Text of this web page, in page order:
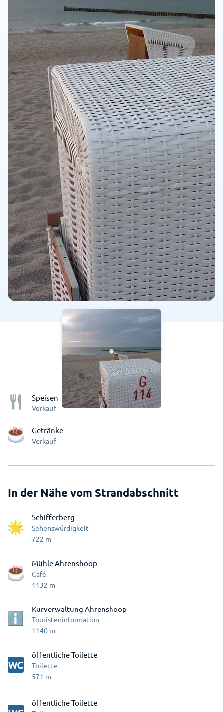
Speisen
Verkauf
Getränke
Verkauf
In der Nähe vom Strandabschnitt
Schifferberg
Sehenswürdigkeit
722 m
Mühle Ahrenshoop
Café
1132 m
Kurverwaltung Ahrenshoop
Touristeninformation
1140 m
öffentliche Toilette
Toilette
571 m
öffentliche Toilette